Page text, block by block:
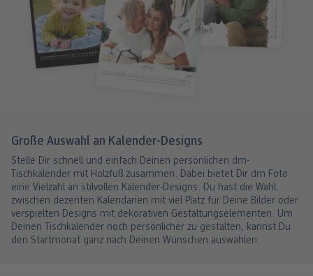
Große Auswahl an Kalender-Designs
Stelle Dir schnell und einfach Deinen persönlichen dm-
Tischkalender mit Holzfuß zusammen. Dabei bietet Dir dm Foto
eine Vielzahl an stilvollen Kalender-Designs. Du hast die Wahl
zwischen dezenten Kalendarien mit viel Platz für Deine Bilder oder
verspielten Designs mit dekorativen Gestaltungselementen. Um
Deinen Tischkalender noch persönlicher zu gestalten, kannst Du
den Startmonat ganz nach Deinen Wünschen auswählen.